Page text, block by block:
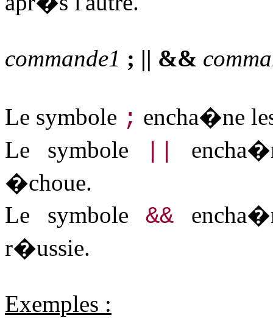
commande1 ; || &&
Le symbole ; encha�ne
Le symbole
�choue.
Le symbole&&
r�ussie.
Exemples :